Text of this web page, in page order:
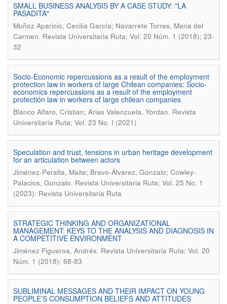
SMALL BUSINESS ANALYSIS BY A CASE STUDY: "LA
PASADITA"
Muñoz Aparicio, Cecilia García; Navarrete Torres, Maria del
Carmen. Revista Universitaria Ruta; Vol. 20 Núm. 1 (2018); 23-
32
Socio-Economic repercussions as a result of the employment
protection law in workers of large Chilean companies: Socio-
economics repercussions as a result of the employment
protectión law in workers of large chilean companies
Blanco Alfaro, Cristian; Arias Valenzuela, Yordan. Revista
Universitaria Ruta; Vol. 23 No. I (2021)
Speculation and trust, tensions in urban heritage development
for an articulation between actors
Jiménez-Peralta, Maite; Bravo-Álvarez, Gonzalo; Cowley-
Palacios, Gonzalo. Revista Universitaria Ruta; Vol. 25 No. 1
(2023): Revista Universitaria Ruta
STRATEGIC THINKING AND ORGANIZATIONAL
MANAGEMENT: KEYS TO THE ANALYSIS AND DIAGNOSIS IN
A COMPETITIVE ENVIRONMENT
Jiménez Figueroa, Andrés. Revista Universitaria Ruta; Vol. 20
Núm. 1 (2018); 68-83
SUBLIMINAL MESSAGES AND THEIR IMPACT ON YOUNG
PEOPLE’S CONSUMPTION BELIEFS AND ATTITUDES